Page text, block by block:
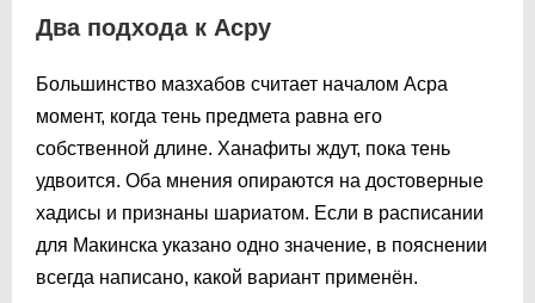
Два подхода к Асру
Большинство мазхабов считает началом Асра
момент, когда тень предмета равна его
собственной длине. Ханафиты ждут, пока тень
удвоится. Оба мнения опираются на достоверные
хадисы и признаны шариатом. Если в расписании
для Макинска указано одно значение, в пояснении
всегда написано, какой вариант применён.